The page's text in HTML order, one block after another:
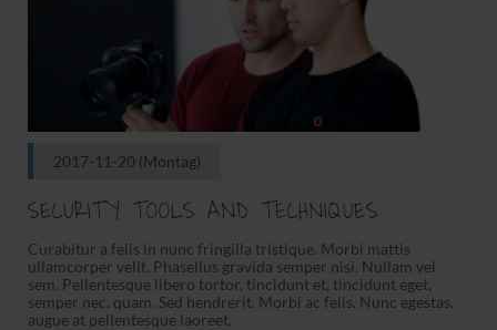
2017-11-20 (Montag)
SECURITY TOOLS AND TECHNIQUES
Curabitur a felis in nunc fringilla tristique. Morbi mattis
ullamcorper velit. Phasellus gravida semper nisi. Nullam vel
sem. Pellentesque libero tortor, tincidunt et, tincidunt eget,
semper nec, quam. Sed hendrerit. Morbi ac felis. Nunc egestas,
augue at pellentesque laoreet.